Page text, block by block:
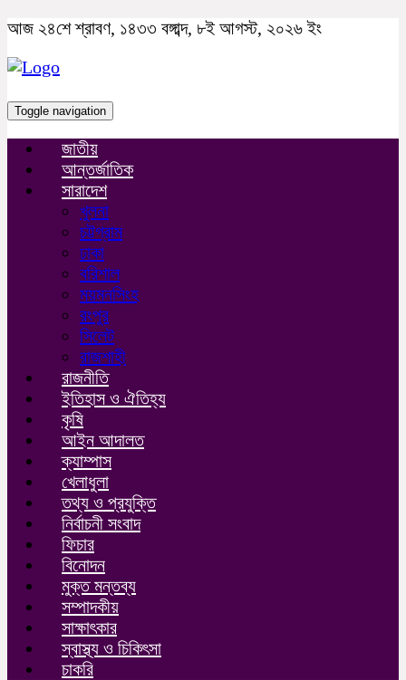
আজ ২৪শে শ্রাবণ, ১৪৩৩ বঙ্গাব্দ, ৮ই আগস্ট, ২০২৬ ইং
Toggle navigation
জাতীয়
আন্তর্জাতিক
সারাদেশ
খুলনা
চট্টগ্রাম
ঢাকা
বরিশাল
ময়মনসিংহ
রংপুর
সিলেট
রাজশাহী
রাজনীতি
ইতিহাস ও ঐতিহ্য
কৃষি
আইন আদালত
ক্যাম্পাস
খেলাধুলা
তথ্য ও প্রযুক্তি
নির্বাচনী সংবাদ
ফিচার
বিনোদন
মুক্ত মন্তব্য
সম্পাদকীয়
সাক্ষাৎকার
স্বাস্থ্য ও চিকিৎসা
চাকরি